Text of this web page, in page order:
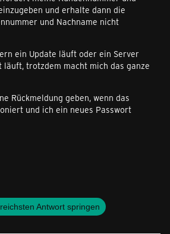
und erhalte dann die
und Nachname nicht
ein Update läuft oder ein Server
trotzdem macht mich das ganze
Rückmeldung geben, wenn das
und ich ein neues Passwort
Antwort springen